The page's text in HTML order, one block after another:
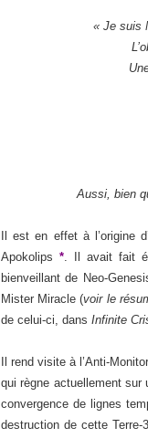
« Je suis
Aussi, bien
Il est en effet à l’origine
Apokolips*. Il avait fait
bienveillant de Neo-
Mister Miracle (voir le
de celui-ci, dans Infinite
Il rend visite à l’Anti-
qui règne actuellement sur
convergence de lignes
destruction de cette